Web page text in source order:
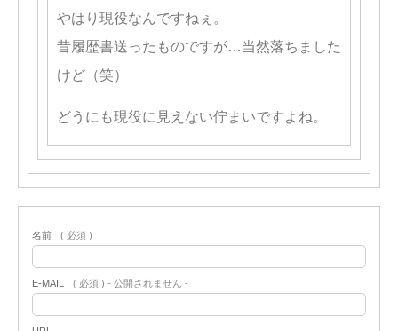
やはり現役なんですねぇ。
昔履歴書送ったものですが…当然落ちました
けど（笑）
どうにも現役に見えない佇まいですよね。
名前 ( 必須 )
E-MAIL ( 必須 ) - 公開されません -